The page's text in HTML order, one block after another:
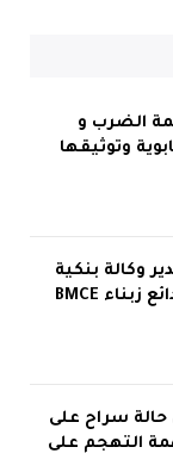
الضرب و
وتوثيقها
وكالة بنكية
يختلس المليارات من ودائع زبناء BMCE
حالة سراح على
التهجم على